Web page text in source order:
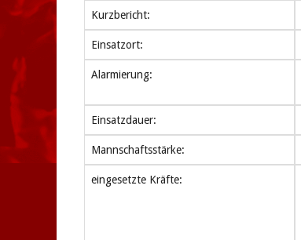
Kurzbericht:
Einsatzort:
Alarmierung:
Einsatzdauer:
Mannschaftsstärke:
eingesetzte Kräfte: